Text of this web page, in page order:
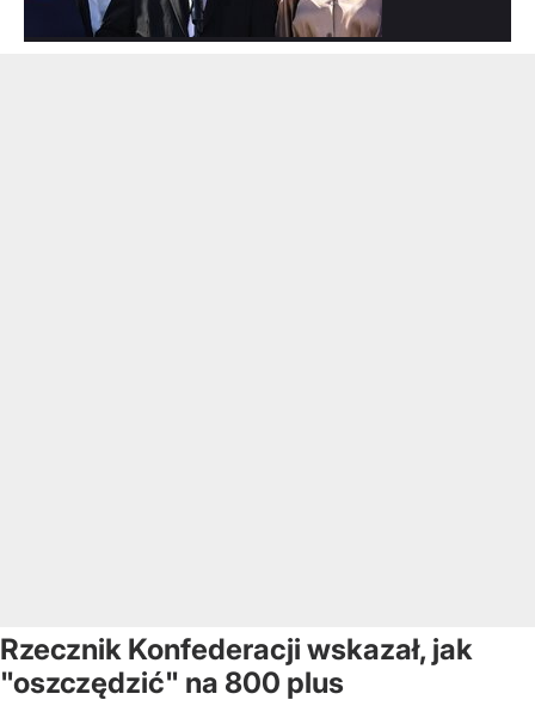
Rzecznik Konfederacji wskazał, jak
"oszczędzić" na 800 plus